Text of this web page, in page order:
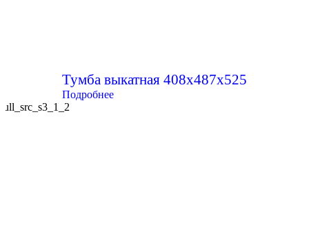
Тумба выкатная 408х487х525
Подробнее